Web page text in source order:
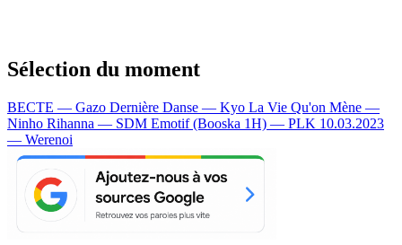
Sélection du moment
BECTE — Gazo Dernière Danse — Kyo La Vie Qu'on Mène —
Ninho Rihanna — SDM Emotif (Booska 1H) — PLK 10.03.2023
— Werenoi